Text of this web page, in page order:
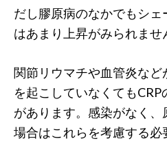
だし膠原病のなかでもシ
はあまり上昇がみられませ
関節リウマチや血管炎な
を起こしていなくても
があります。感染がなく、
場合はこれらを考慮する必